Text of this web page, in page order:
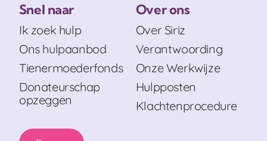
Snel naar
Ik zoek hulp
Ons hulpaanbod
Tienermoederfonds
Donateurschap
opzeggen
Over ons
Over Siriz
Verantwoording
Onze Werkwijze
Hulpposten
Klachtenprocedure